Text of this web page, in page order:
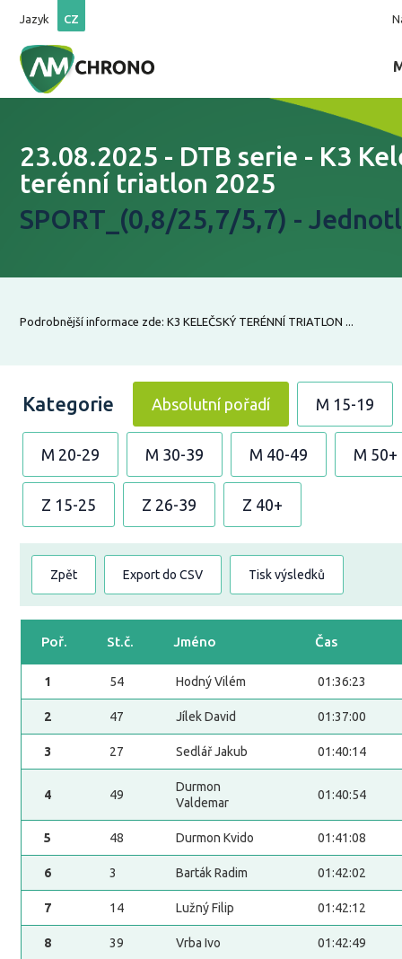
Jazyk CZ
23.08.2025 - DTB serie - K3
terénní triatlon 2025
SPORT_(0,8/25,7/5,7) -
Podrobnější informace zde: K3 KELEČSKÝ TERÉNNÍ TRIATLON ...
Kategorie Absolutní pořadí M 15-19
M 20-29 M 30-39 M 40-49 M 50+
Z 15-25 Z 26-39 Z 40+
Zpět Export do CSV Tisk výsledků
Poř. St.č. Jméno Čas
1 54 Hodný Vilém 01:36:23
2 47 Jílek David 01:37:00
3 27 Sedlář Jakub 01:40:14
4 49
Durmon
Valdemar
01:40:54
5 48 Durmon Kvido 01:41:08
6 3 Barták Radim 01:42:02
7 14 Lužný Filip 01:42:12
8 39 Vrba Ivo 01:42:49